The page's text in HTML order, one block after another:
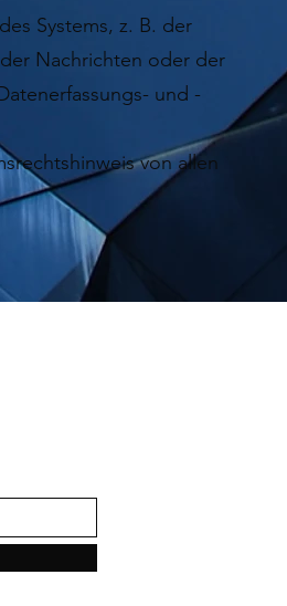
Systems, z. B. der
Nachrichten oder der
und -
von allen